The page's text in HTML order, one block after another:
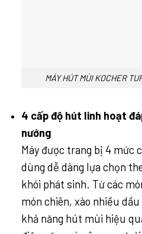
MÁY HÚT MÙI KOCHER
4 cấp độ hút linh hoạt
nướng
Máy được trang bị 4 mức
dùng dễ dàng lựa chọn
khói phát sinh. Từ các
món chiên, xào nhiều
khả năng hút mùi hiệu